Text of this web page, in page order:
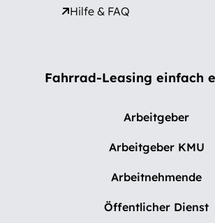
Hilfe & FAQ
Fahrrad-Leasing einfach
Arbeitgeber
Arbeitgeber KMU
Arbeitnehmende
Öffentlicher Dienst